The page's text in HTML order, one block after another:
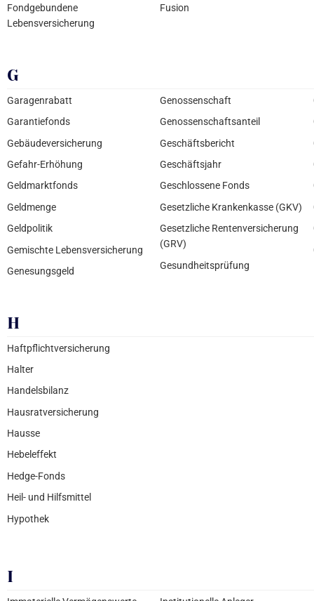
Fondgebundene
Lebensversicherung
Fusion
G
Garagenrabatt
Garantiefonds
Gebäudeversicherung
Gefahr-Erhöhung
Geldmarktfonds
Geldmenge
Geldpolitik
Gemischte Lebensversicherung
Genesungsgeld
Genossenschaft
Genossenschaftsanteil
Geschäftsbericht
Geschäftsjahr
Geschlossene Fonds
Gesetzliche Krankenkasse (GKV)
Gesetzliche Rentenversicherung
(GRV)
Gesundheitsprüfung
H
Haftpflichtversicherung
Halter
Handelsbilanz
Hausratversicherung
Hausse
Hebeleffekt
Hedge-Fonds
Heil- und Hilfsmittel
Hypothek
I